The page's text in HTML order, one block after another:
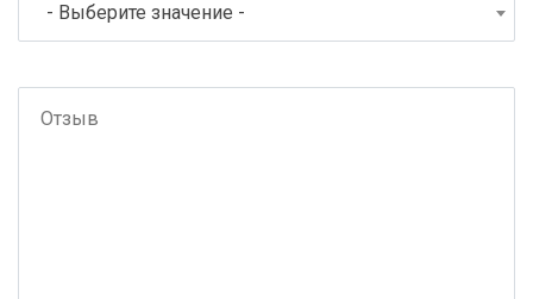
- Выберите значение -